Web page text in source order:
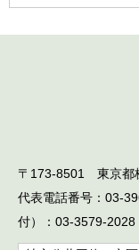
〒173-8501 東京都
代表電話番号：03-
付）：03-3579-2028